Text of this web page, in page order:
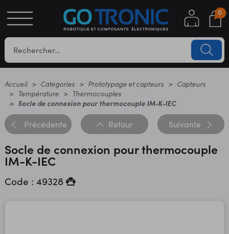
0
Accueil Categories Prototypage et capteurs
Capteurs
Température
Thermocouples
Socle de connexion pour thermocouple IM-K-IEC
Précédente Retour Suivante
Socle de connexion pour thermocouple
IM-K-IEC
Code : 49328